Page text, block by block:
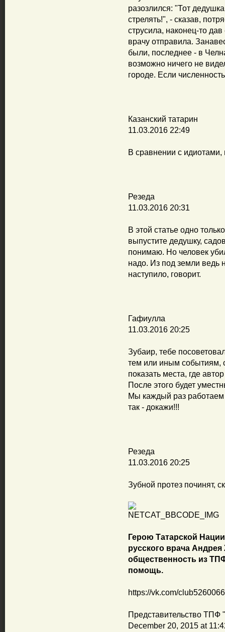
разозлился: "Тот
стрелять!", - сказав,
струсила, наконец-то
врачу отправила.
были, последнее - в
возможно ничего не
городе. Если
Казанский татарин
11.03.2016 22:49
В сравнении с
Резеда
11.03.2016 20:31
В этой статье одно
выпустите дедушку,
понимаю. Но человек
надо. Из под земли ведь
наступило, говорит.
Гафиулла
11.03.2016 20:25
Зубаир, тебе
тем или иным событиям,
показать места, где
После этого будет
Мы каждый раз работаем
так - докажи!!!
Резеда
11.03.2016 20:25
Зубной протез починят,
Герою Татарской
русского врача
общественность из
помощь.
https://vk.com/
Представительство
December 20, 2015 at